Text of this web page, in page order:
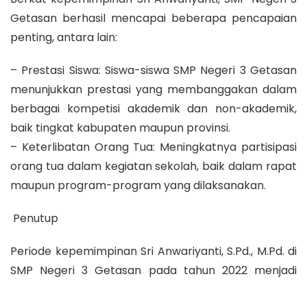
Getasan berhasil mencapai beberapa pencapaian
penting, antara lain:
– Prestasi Siswa: Siswa-siswa SMP Negeri 3 Getasan
menunjukkan prestasi yang membanggakan dalam
berbagai kompetisi akademik dan non-akademik,
baik tingkat kabupaten maupun provinsi.
– Keterlibatan Orang Tua: Meningkatnya partisipasi
orang tua dalam kegiatan sekolah, baik dalam rapat
maupun program-program yang dilaksanakan.
Penutup
Periode kepemimpinan Sri Anwariyanti, S.Pd., M.Pd. di
SMP Negeri 3 Getasan pada tahun 2022 menjadi